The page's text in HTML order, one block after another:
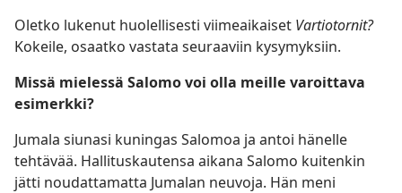
Oletko lukenut huolellisesti viimeaikaiset Vartiotornit?
Kokeile, osaatko vastata seuraaviin kysymyksiin.
Missä mielessä Salomo voi olla meille varoittava
esimerkki?
Jumala siunasi kuningas Salomoa ja antoi hänelle
tehtävää. Hallituskautensa aikana Salomo kuitenkin
jätti noudattamatta Jumalan neuvoja. Hän meni